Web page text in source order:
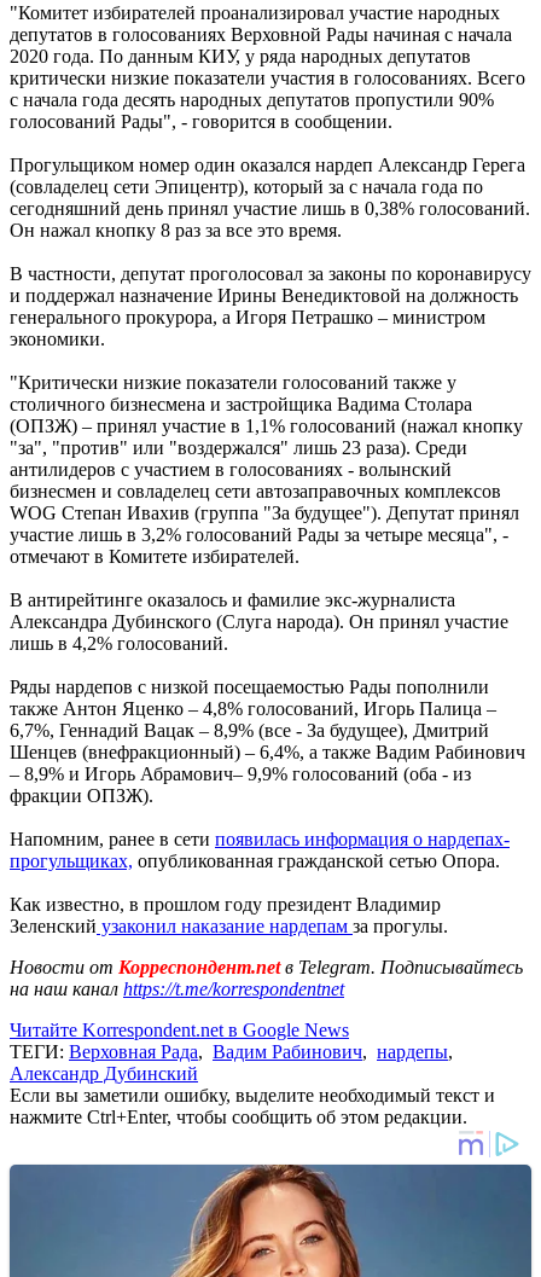
"Комитет избирателей проанализировал участие народных
депутатов в голосованиях Верховной Рады начиная с начала
2020 года. По данным КИУ, у ряда народных депутатов
критически низкие показатели участия в голосованиях. Всего
с начала года десять народных депутатов пропустили 90%
голосований Рады", - говорится в сообщении.
Прогульщиком номер один оказался нардеп Александр Герега
(совладелец сети Эпицентр), который за с начала года по
сегодняшний день принял участие лишь в 0,38% голосований.
Он нажал кнопку 8 раз за все это время.
В частности, депутат проголосовал за законы по коронавирусу
и поддержал назначение Ирины Венедиктовой на должность
генерального прокурора, а Игоря Петрашко – министром
экономики.
"Критически низкие показатели голосований также у
столичного бизнесмена и застройщика Вадима Столара
(ОПЗЖ) – принял участие в 1,1% голосований (нажал кнопку
"за", "против" или "воздержался" лишь 23 раза). Среди
антилидеров с участием в голосованиях - волынский
бизнесмен и совладелец сети автозаправочных комплексов
WOG Степан Ивахив (группа "За будущее"). Депутат принял
участие лишь в 3,2% голосований Рады за четыре месяца", -
отмечают в Комитете избирателей.
В антирейтинге оказалось и фамилие экс-журналиста
Александра Дубинского (Слуга народа). Он принял участие
лишь в 4,2% голосований.
Ряды нардепов с низкой посещаемостью Рады пополнили
также Антон Яценко – 4,8% голосований, Игорь Палица –
6,7%, Геннадий Вацак – 8,9% (все - За будущее), Дмитрий
Шенцев (внефракционный) – 6,4%, а также Вадим Рабинович
– 8,9% и Игорь Абрамович– 9,9% голосований (оба - из
фракции ОПЗЖ).
Напомним, ранее в сети появилась информация о нардепах-
прогульщиках, опубликованная гражданской сетью Опора.
Как известно, в прошлом году президент Владимир
Зеленский узаконил наказание нардепам за прогулы.
Новости от Корреспондент.netв Telegram. Подписывайтесь
на наш канал https://t.me/korrespondentnet
Читайте Korrespondent.net в Google News
ТЕГИ: Верховная Рада, Вадим Рабинович, нардепы,
Александр Дубинский
Если вы заметили ошибку, выделите необходимый текст и
нажмите Ctrl+Enter, чтобы сообщить об этом редакции.